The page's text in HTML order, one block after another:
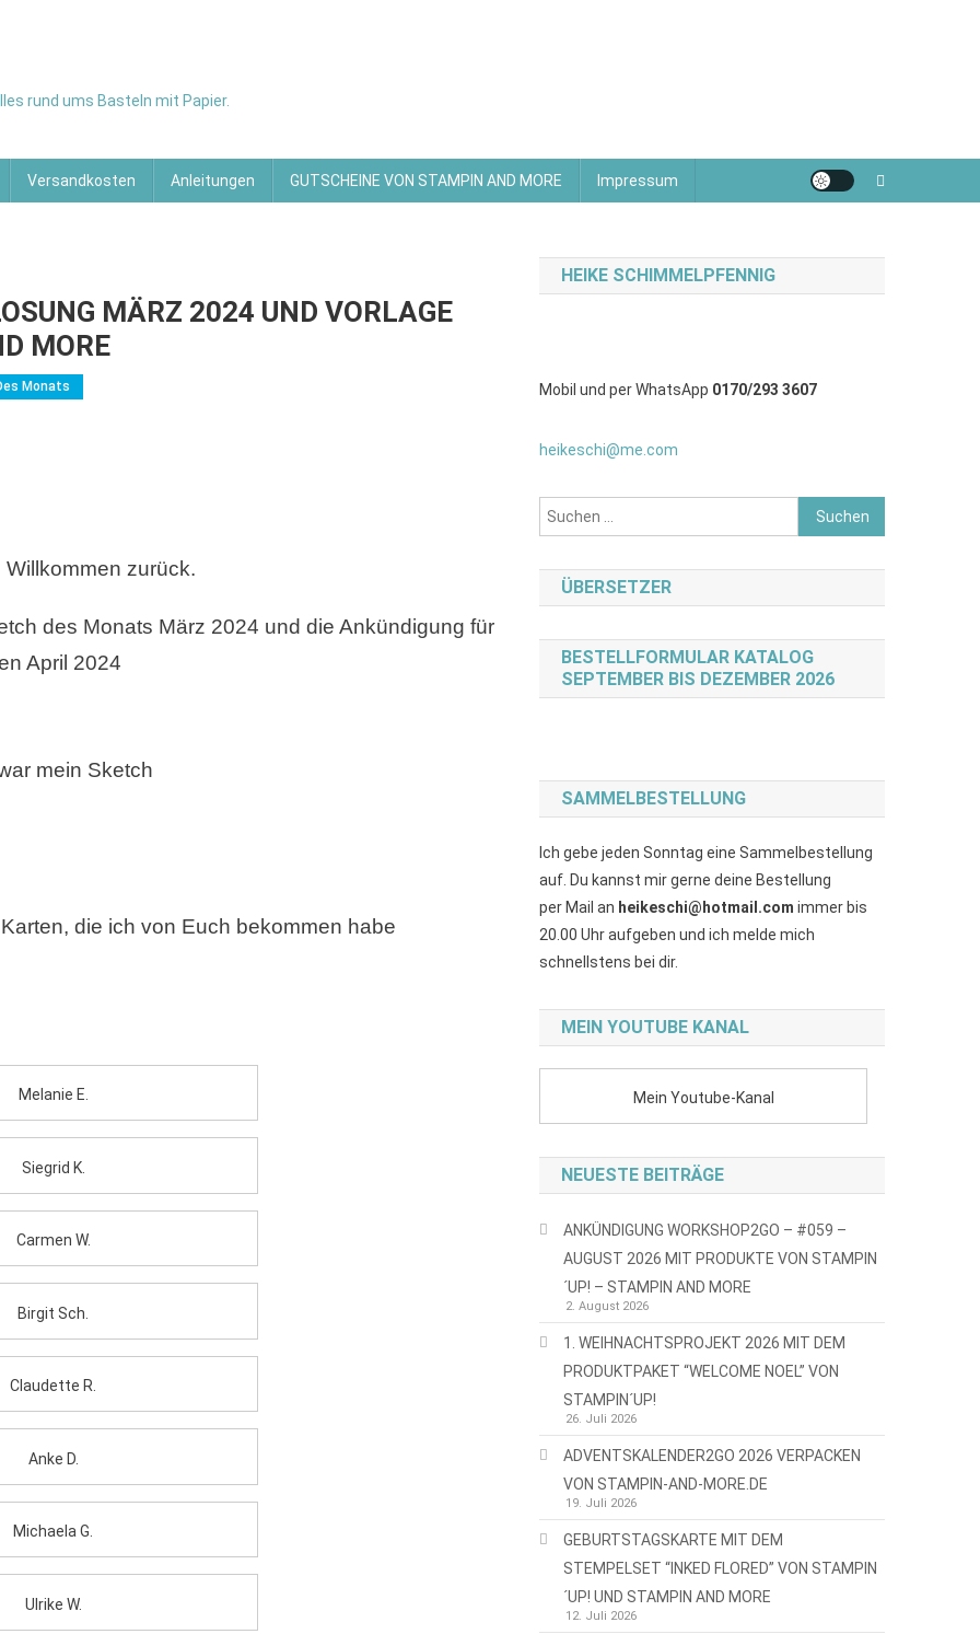
rund ums Basteln mit Papier.
Versandkosten Anleitungen GUTSCHEINE VON STAMPIN AND MORE Impressum
MÄRZ 2024 UND VORLAGE
MORE
Monats
Willkommen zurück.
des Monats März 2024 und die Ankündigung für
April 2024
mein Sketch
die ich von Euch bekommen habe
Melanie E.
Siegrid K.
Carmen W.
Birgit Sch.
Claudette R.
Anke D.
Michaela G.
Ulrike W.
HEIKE SCHIMMELPFENNIG
Mobil und per WhatsApp 0170/293 3607
heikeschi@me.com
Suchen
nach:
ÜBERSETZER
BESTELLFORMULAR KATALOG
SEPTEMBER BIS DEZEMBER 2026
SAMMELBESTELLUNG
Ich gebe jeden Sonntag eine Sammelbestellung
auf. Du kannst mir gerne deine Bestellung
per Mail an heikeschi@hotmail.com immer bis
20.00 Uhr aufgeben und ich melde mich
schnellstens bei dir.
MEIN YOUTUBE KANAL
Mein Youtube-Kanal
NEUESTE BEITRÄGE
ANKÜNDIGUNG WORKSHOP2GO – #059 –
AUGUST 2026 MIT PRODUKTE VON STAMPIN
´UP! – STAMPIN AND MORE
2. August 2026
1. WEIHNACHTSPROJEKT 2026 MIT DEM
PRODUKTPAKET “WELCOME NOEL” VON
STAMPIN´UP!
26. Juli 2026
ADVENTSKALENDER2GO 2026 VERPACKEN
VON STAMPIN-AND-MORE.DE
19. Juli 2026
GEBURTSTAGSKARTE MIT DEM
STEMPELSET “INKED FLORED” VON STAMPIN
´UP! UND STAMPIN AND MORE
12. Juli 2026